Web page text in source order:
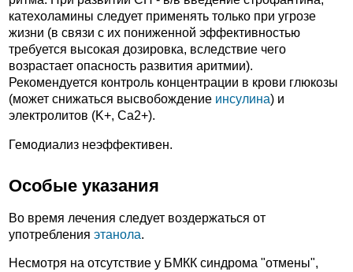
катехоламины следует применять только при угрозе
жизни (в связи с их пониженной эффективностью
требуется высокая дозировка, вследствие чего
возрастает опасность развития аритмии).
Рекомендуется контроль концентрации в крови глюкозы
(может снижаться высвобождение инсулина) и
электролитов (K+, Ca2+).
Гемодиализ неэффективен.
Особые указания
Во время лечения следует воздержаться от
употребления этанола.
Несмотря на отсутствие у БМКК синдрома "отмены",